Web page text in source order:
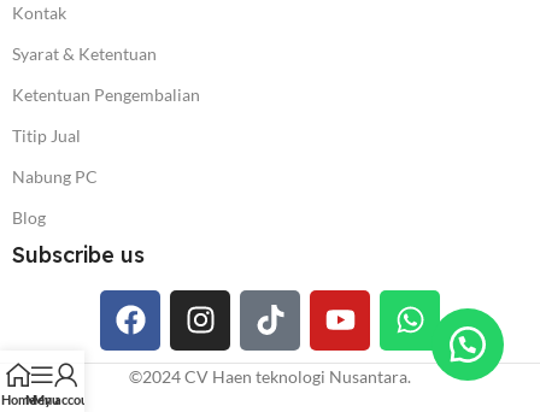
Kontak
Syarat & Ketentuan
Ketentuan Pengembalian
Titip Jual
Nabung PC
Blog
Subscribe us
©️2024 CV Haen teknologi Nusantara.
HomeMenu
My account